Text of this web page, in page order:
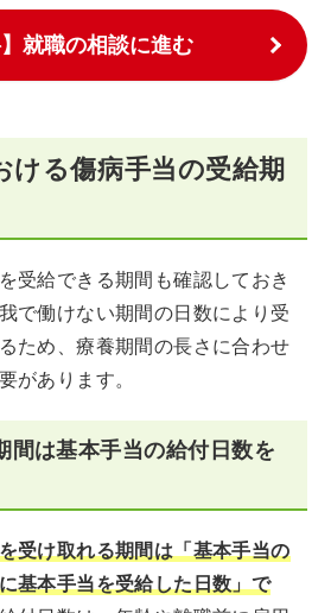
】就職の相談に進む
ける傷病手当の受給期
受給できる期間も確認しておき
で働けない期間の日数により受
ため、療養期間の長さに合わせ
があります。
間は基本手当の給付日数を
受け取れる期間は「基本手当の
基本手当を受給した日数」で